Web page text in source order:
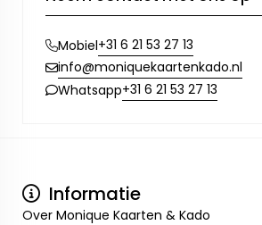
Mobiel+31 6 21 53 27 13
info@moniquekaartenkado.nl
Whatsapp+31 6 21 53 27 13
Informatie
Over Monique Kaarten & Kado